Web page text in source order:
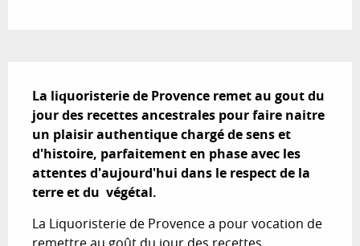
La liquoristerie de Provence remet au gout du
jour des recettes ancestrales pour faire naitre
un plaisir authentique chargé de sens et
d'histoire, parfaitement en phase avec les
attentes d'aujourd'hui dans le respect de la
terre et du  végétal.
La Liquoristerie de Provence a pour vocation de